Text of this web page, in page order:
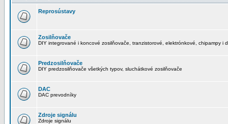
Reprosústavy
Zosilňovače
DIY integrované i koncové zosilňovače, tranzistorové, elektrónkové, chipampy i
Predzosilňovače
DIY predzosilňovače všetkých typov, sluchátkové zosilňovače
DAC
DAC prevodníky
Zdroje signálu
Zdroje signálu